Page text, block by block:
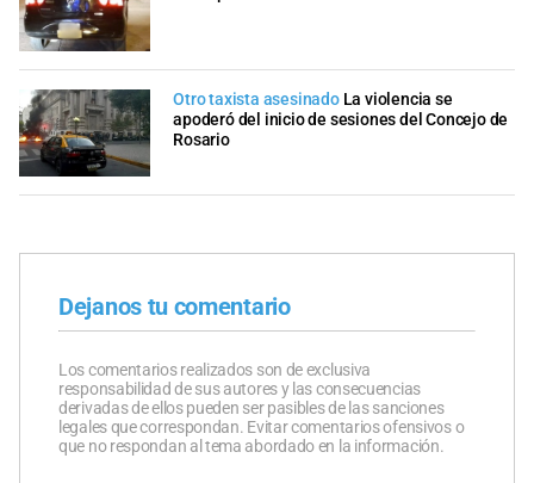
Otro taxista asesinado La violencia se
apoderó del inicio de sesiones del Concejo de
Rosario
Dejanos tu comentario
Los comentarios realizados son de exclusiva
responsabilidad de sus autores y las consecuencias
derivadas de ellos pueden ser pasibles de las sanciones
legales que correspondan. Evitar comentarios ofensivos o
que no respondan al tema abordado en la información.